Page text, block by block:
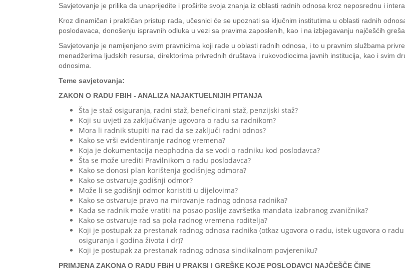
Savjetovanje je prilika da unaprijedite i proširite svoja znanja iz oblasti radnih odnosa kroz neposrednu i
Kroz dinamičan i praktičan pristup rada, učesnici će se upoznati sa ključnim institutima u oblasti radnih
poslodavaca, donošenju ispravnih odluka u vezi sa pravima zaposlenih, kao i na izbjegavanju najčešćih
Savjetovanje je namijenjeno svim pravnicima koji rade u oblasti radnih odnosa, i to u pravnim službama
menadžerima ljudskih resursa, direktorima privrednih društava i rukovodiocima javnih institucija, kao i svim
odnosima.
Teme savjetovanja:
ZAKON O RADU FBIH - ANALIZA NAJAKTUELNIJIH PITANJA
Šta je staž osiguranja, radni staž, beneficirani staž, penzijski staž?
Koji su uvjeti za zaključivanje ugovora o radu sa radnikom?
Mora li radnik stupiti na rad da se zaključi radni odnos?
Kako se vrši evidentiranje radnog vremena?
Koja je dokumentacija neophodna da se vodi o radniku kod poslodavca?
Šta se može urediti Pravilnikom o radu poslodavca?
Kako se donosi plan korištenja godišnjeg odmora?
Kako se ostvaruje godišnji odmor?
Može li se godišnji odmor koristiti u dijelovima?
Kako se ostvaruje pravo na mirovanje radnog odnosa radnika?
Kada se radnik može vratiti na posao poslije završetka mandata izabranog zvaničnika?
Kako se ostvaruje rad sa pola radnog vremena roditelja?
Koji je postupak za prestanak radnog odnosa radnika (otkaz ugovora o radu, istek ugovora o
osiguranja i godina života i dr)?
Koji je postupak za prestanak radnog odnosa sindikalnom povjereniku?
PRIMJENA ZAKONA O RADU FBiH U PRAKSI I GREŠKE KOJE POSLODAVCI NAJČEŠČE ČINE